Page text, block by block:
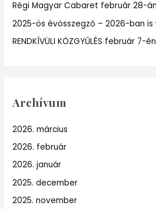
:Régi Magyar Cabaret február 28-
2025-ös évösszegző – 2026-ban
RENDKÍVÜLI KÖZGYŰLÉS február 7-
Archívum
2026. március
2026. február
2026. január
2025. december
2025. november